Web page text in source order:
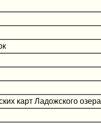
карт Ладожского озера